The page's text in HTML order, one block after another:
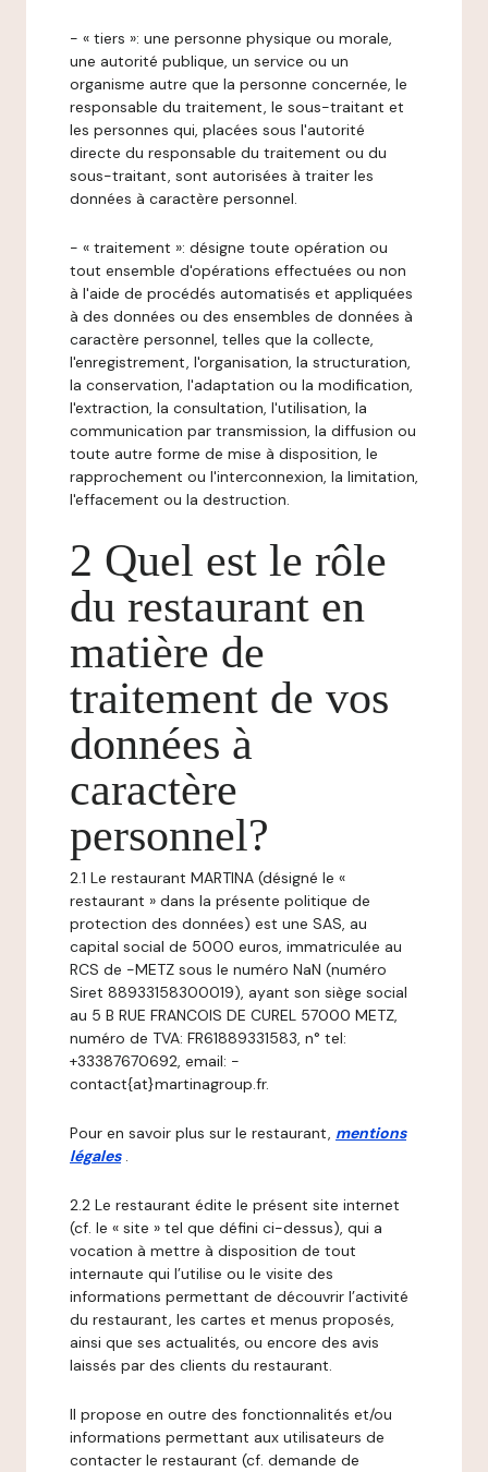
- « tiers »: une personne physique ou morale,
une autorité publique, un service ou un
organisme autre que la personne concernée, le
responsable du traitement, le sous-traitant et
les personnes qui, placées sous l'autorité
directe du responsable du traitement ou du
sous-traitant, sont autorisées à traiter les
données à caractère personnel.
- « traitement »: désigne toute opération ou
tout ensemble d'opérations effectuées ou non
à l'aide de procédés automatisés et appliquées
à des données ou des ensembles de données à
caractère personnel, telles que la collecte,
l'enregistrement, l'organisation, la structuration,
la conservation, l'adaptation ou la modification,
l'extraction, la consultation, l'utilisation, la
communication par transmission, la diffusion ou
toute autre forme de mise à disposition, le
rapprochement ou l'interconnexion, la limitation,
l'effacement ou la destruction.
2 Quel est le rôle
du restaurant en
matière de
traitement de vos
données à
caractère
personnel?
2.1 Le restaurant MARTINA (désigné le «
restaurant » dans la présente politique de
protection des données) est une SAS, au
capital social de 5000 euros, immatriculée au
RCS de -METZ sous le numéro NaN (numéro
Siret 88933158300019), ayant son siège social
au 5 B RUE FRANCOIS DE CUREL 57000 METZ,
numéro de TVA: FR61889331583, n° tel:
+33387670692, email: -
contact{at}martinagroup.fr.
Pour en savoir plus sur le restaurant, mentions
légales .
2.2 Le restaurant édite le présent site internet
(cf. le « site » tel que défini ci-dessus), qui a
vocation à mettre à disposition de tout
internaute qui l’utilise ou le visite des
informations permettant de découvrir l’activité
du restaurant, les cartes et menus proposés,
ainsi que ses actualités, ou encore des avis
laissés par des clients du restaurant.
Il propose en outre des fonctionnalités et/ou
informations permettant aux utilisateurs de
contacter le restaurant (cf. demande de